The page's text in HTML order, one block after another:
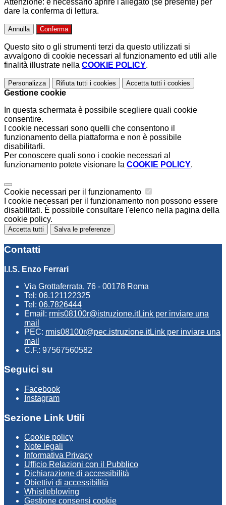
Attenzione: è necessario aprire l'allegato (se presente) per
dare la conferma di lettura.
Annulla Conferma
Questo sito o gli strumenti terzi da questo utilizzati si
avvalgono di cookie necessari al funzionamento ed utili alle
finalità illustrate nella COOKIE POLICY.
Personalizza Rifiuta tutti i cookies Accetta tutti i cookies
Gestione cookie
In questa schermata è possibile scegliere quali cookie
consentire.
I cookie necessari sono quelli che consentono il
funzionamento della piattaforma e non è possibile
disabilitarli.
Per conoscere quali sono i cookie necessari al
funzionamento potete visionare la COOKIE POLICY.
Cookie necessari per il funzionamento
I cookie necessari per il funzionamento non possono essere
disabilitati. È possibile consultare l'elenco nella pagina della
cookie policy.
Accetta tutti Salva le preferenze
Contatti
I.I.S. Enzo Ferrari
Via Grottaferrata, 76 - 00178 Roma
Tel: 06.121122325
Tel: 06.7826444
Email: rmis08100r@istruzione.itLink per inviare una
mail
PEC: rmis08100r@pec.istruzione.itLink per inviare una
mail
C.F.: 97567560582
Seguici su
Facebook
Instagram
Sezione Link Utili
Cookie policy
Note legali
Informativa Privacy
Ufficio Relazioni con il Pubblico
Dichiarazione di accessibilità
Obiettivi di accessibilità
Whistleblowing
Gestione consensi cookie